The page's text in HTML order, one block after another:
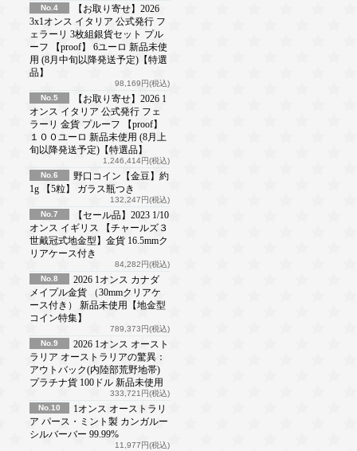
No.4
【お取り寄せ】2026
3x1オンス イタリア 公式発行 フ
ェラーリ 3枚組銀貨セット プル
ーフ 【proof】 6ユーロ 新品未使
用 (8月中旬以降発送予定)【特選
品】
98,169円(税込)
No.5
【お取り寄せ】2026 1
オンス イタリア 公式発行 フェ
ラーリ 金貨 プルーフ 【proof】
１００ユーロ 新品未使用 (8月上
旬以降発送予定)【特選品】
1,246,414円(税込)
No.6
野口コイン【金豆】約
1g 【5粒】 ガラス瓶つき
132,247円(税込)
No.7
【セール品】2023 1/10
オンス イギリス 【チャールズ３
世戴冠式地金型】金貨 16.5mmク
リアケース付き
84,282円(税込)
No.8
2026 1オンス カナダ
メイプル金貨 （30mmクリアケ
ース付き） 新品未使用【地金型
コイン特集】
789,373円(税込)
No.9
2026 1オンス オースト
ラリア オーストラリアの驚異：
アウトバック(内陸部荒野地帯)
プラチナ貨 100ドル 新品未使用
333,721円(税込)
No.10
1オンス オーストラリ
ア パース・ミント製 カンガルー
シルバーバー 99.99%
11,977円(税込)